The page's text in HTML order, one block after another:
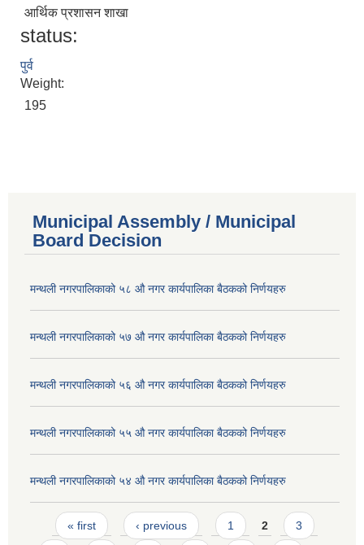
आर्थिक प्रशासन शाखा
status:
पुर्व
Weight:
195
Municipal Assembly / Municipal
Board Decision
मन्थली नगरपालिकाको ५८ औ नगर कार्यपालिका बैठकको निर्णयहरु
मन्थली नगरपालिकाको ५७ औ नगर कार्यपालिका बैठकको निर्णयहरु
मन्थली नगरपालिकाको ५६ औ नगर कार्यपालिका बैठकको निर्णयहरु
मन्थली नगरपालिकाको ५५ औ नगर कार्यपालिका बैठकको निर्णयहरु
मन्थली नगरपालिकाको ५४ औ नगर कार्यपालिका बैठकको निर्णयहरु
Pages
« first ‹ previous 1 2 3